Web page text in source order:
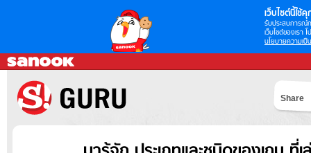
เว็บไซต์นี้ใช้คุ
รับประสบการณ์
เว็บไซต์ของเรา
นโยบายความเป็
Share